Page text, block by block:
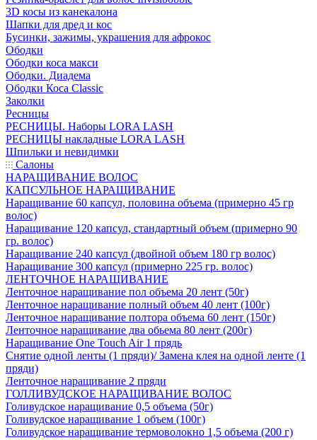
3D косы из канекалона
Шапки для дред и кос
Бусинки, зажимы, украшения для афрокос
Ободки
Ободки коса макси
Ободки. Диадема
Ободки Коса Classic
Заколки
Ресницы
РЕСНИЦЫ. Наборы LORA LASH
РЕСНИЦЫ накладные LORA LASH
Шпильки и невидимки
Салоны
НАРАЩИВАНИЕ ВОЛОС
КАПСУЛЬНОЕ НАРАЩИВАНИЕ
Наращивание 60 капсул, половина объема (примерно 45 гр
волос)
Наращивание 120 капсул, стандартный объем (примерно 90
гр. волос)
Наращивание 240 капсул (двойной объем 180 гр волос)
Наращивание 300 капсул (примерно 225 гр. волос)
ЛЕНТОЧНОЕ НАРАЩИВАНИЕ
Ленточное наращивание пол объема 20 лент (50г)
Ленточное наращивание полный объем 40 лент (100г)
Ленточное наращивание полтора объема 60 лент (150г)
Ленточное наращивание два обьема 80 лент (200г)
Наращивание One Touch Air 1 прядь
Снятие одной ленты (1 пряди)/ Замена клея на одной ленте (1
пряди)
Ленточное наращивание 2 пряди
ГОЛЛИВУДСКОЕ НАРАЩИВАНИЕ ВОЛОС
Голивудское наращивание 0,5 объема (50г)
Голивудское наращивание 1 объем (100г)
Голивудское наращивание термоволокно 1,5 объема (200 г)